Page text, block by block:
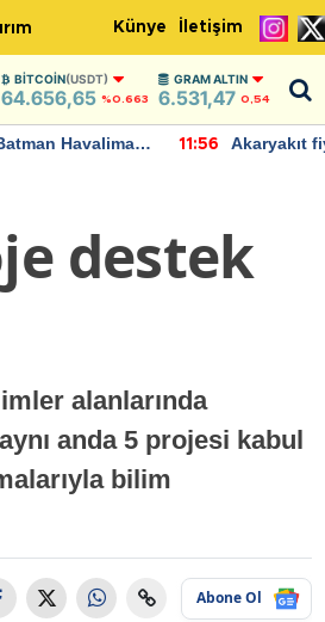
Künye İletişim
BITCOIN(USDT)
64.656,65 %0.663
GRAM ALTIN
6.531,47 0,54
Havalimanı
11:56
Akaryakıt
destek
alanlarında
anda 5 projesi kabul
bilim
Abone Ol